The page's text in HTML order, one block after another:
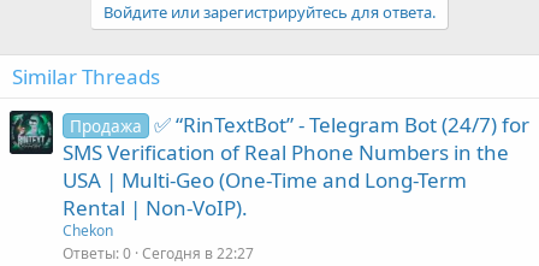
Войдите или зарегистрируйтесь для ответа.
Similar Threads
Продажа ✅ “RinTextBot” - Telegram Bot (24/7) for
SMS Verification of Real Phone Numbers in the
USA | Multi-Geo (One-Time and Long-Term
Rental | Non-VoIP).
Chekon
Ответы 0 Сегодня в 22:27